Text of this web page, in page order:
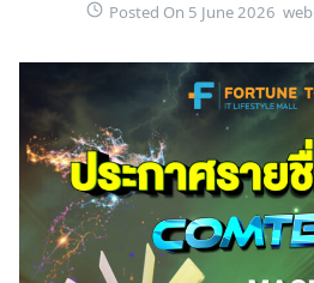
Thai
Posted On 5 June 2026